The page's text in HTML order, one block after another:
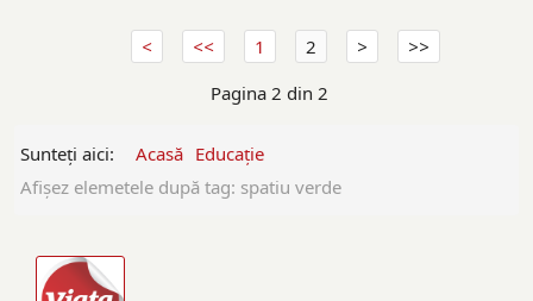
1
2
Pagina 2 din 2
Sunteți aici: Acasă Educație
Afişez elemetele după tag: spatiu verde